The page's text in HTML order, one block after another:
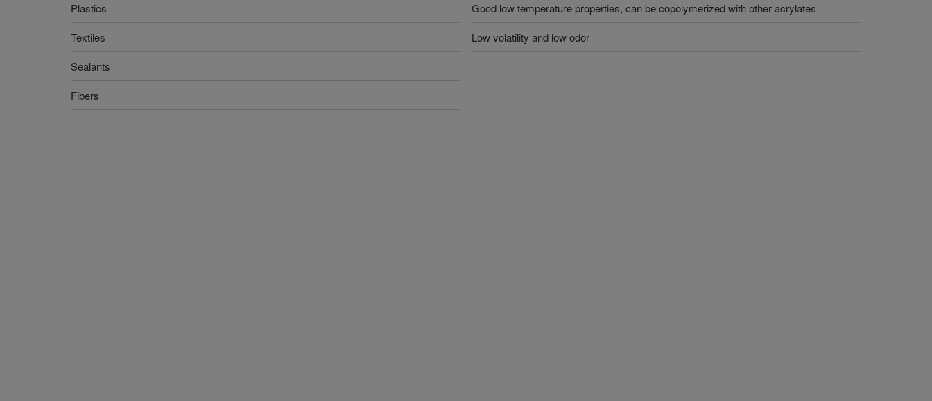
Plastics
Textiles
Sealants
Fibers
Good low temperature properties, can be copolymerized with other acrylates
Low volatility and low odor